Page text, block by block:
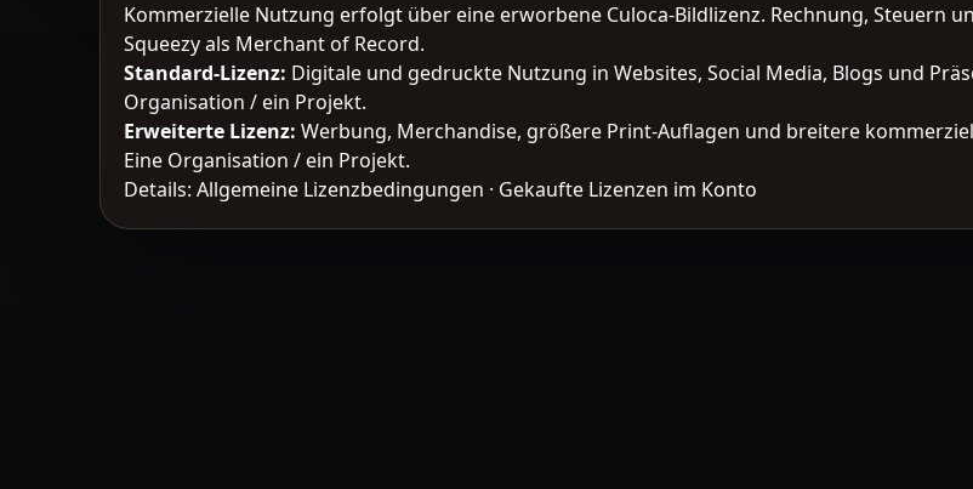
Kommerzielle Nutzung erfolgt über eine erworbene Culoca-Bildlizenz. Rechnung, Steuern
Squeezy als Merchant of Record.
Standard-Lizenz: Digitale und gedruckte Nutzung in Websites, Social Media, Blogs und
Organisation / ein Projekt.
Erweiterte Lizenz: Werbung, Merchandise, größere Print-Auflagen und breitere
Eine Organisation / ein Projekt.
Details:Allgemeine Lizenzbedingungen · Gekaufte Lizenzen im Konto